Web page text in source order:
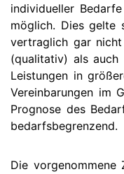
individueller
möglich. Dies gelte
vertraglich gar
(qualitativ) als auch
Leistungen in
Vereinbarungen im
Prognose des
bedarfsbegrenzend.
Die vorgenommene